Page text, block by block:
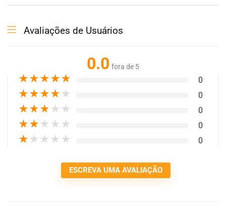
Avaliações de Usuários
0.0 fora de 5
★★★★★ 0
★★★★ ★ 0
★★★ ★ ★ 0
★★ ★ ★ ★ 0
★ ★ ★ ★ ★ 0
ESCREVA UMA AVALIAÇÃO